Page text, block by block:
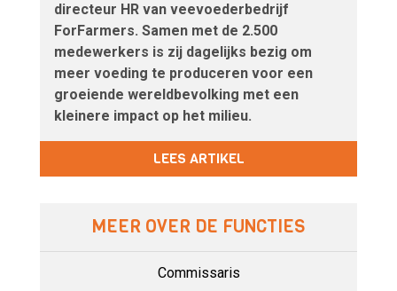
directeur HR van veevoederbedrijf
ForFarmers. Samen met de 2.500
medewerkers is zij dagelijks bezig om
meer voeding te produceren voor een
groeiende wereldbevolking met een
kleinere impact op het milieu.
LEES ARTIKEL
MEER OVER DE FUNCTIES
Commissaris